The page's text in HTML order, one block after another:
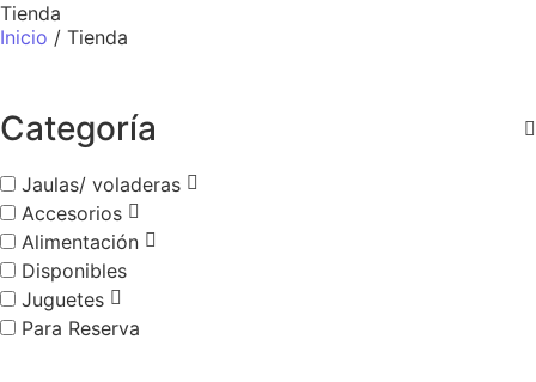
Tienda
Inicio / Tienda
Categoría
Jaulas/ voladeras
Accesorios
Alimentación
Disponibles
Juguetes
Para Reserva